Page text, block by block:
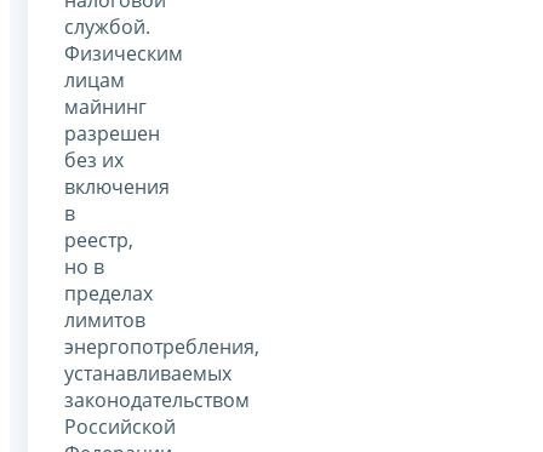
службой.
Физическим
лицам
майнинг
разрешен
без их
включения
в
реестр,
но в
пределах
лимитов
энергопотребления,
устанавливаемых
законодательством
Российской